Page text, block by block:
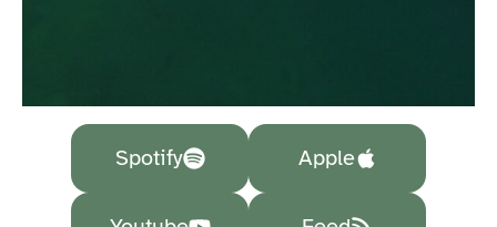
Spotify Apple